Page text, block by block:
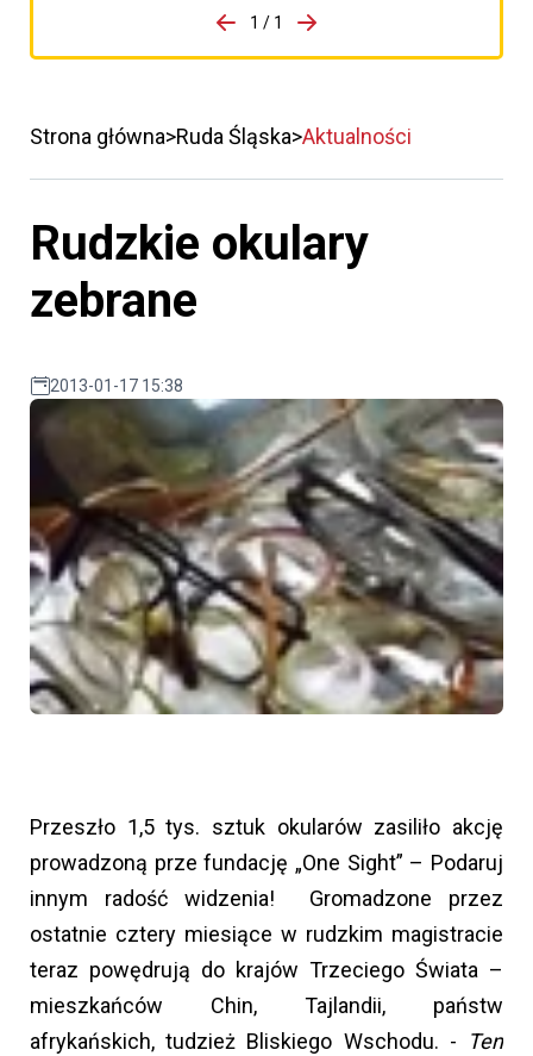
porzpedniego komunikatu
1 / 1
Przejdź do następnego
Strona główna Ruda Śląska Aktualności
Rudzkie okulary
zebrane
2013-01-17 15:38
Przeszło 1,5 tys. sztuk okularów zasiliło akcję
prowadzoną prze fundację „One Sight” – Podaruj
innym radość widzenia! Gromadzone przez
ostatnie cztery miesiące w rudzkim magistracie
teraz powędrują do krajów Trzeciego Świata –
mieszkańców Chin, Tajlandii, państw
afrykańskich, tudzież Bliskiego Wschodu. -
Ten